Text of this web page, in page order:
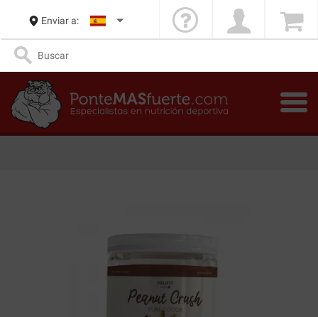
Enviar a: